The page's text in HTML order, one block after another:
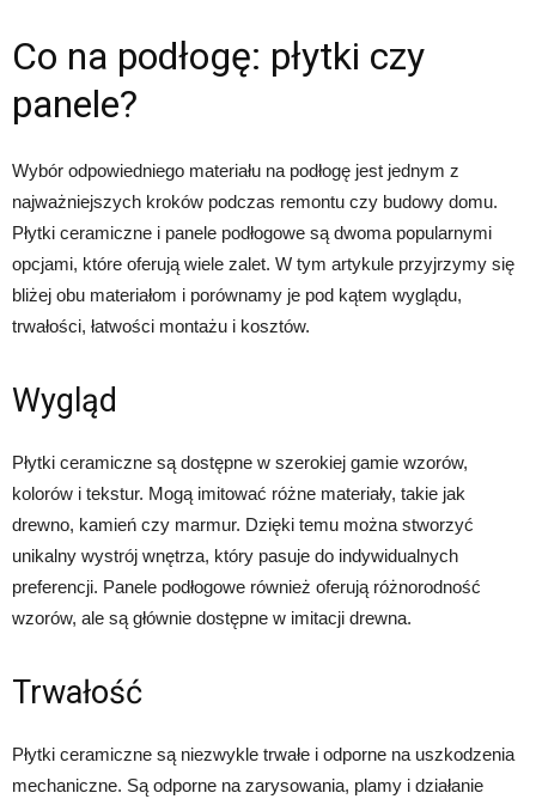
Co na podłogę: płytki czy
panele?
Wybór odpowiedniego materiału na podłogę jest jednym z
najważniejszych kroków podczas remontu czy budowy domu.
Płytki ceramiczne i panele podłogowe są dwoma popularnymi
opcjami, które oferują wiele zalet. W tym artykule przyjrzymy się
bliżej obu materiałom i porównamy je pod kątem wyglądu,
trwałości, łatwości montażu i kosztów.
Wygląd
Płytki ceramiczne są dostępne w szerokiej gamie wzorów,
kolorów i tekstur. Mogą imitować różne materiały, takie jak
drewno, kamień czy marmur. Dzięki temu można stworzyć
unikalny wystrój wnętrza, który pasuje do indywidualnych
preferencji. Panele podłogowe również oferują różnorodność
wzorów, ale są głównie dostępne w imitacji drewna.
Trwałość
Płytki ceramiczne są niezwykle trwałe i odporne na uszkodzenia
mechaniczne. Są odporne na zarysowania, plamy i działanie